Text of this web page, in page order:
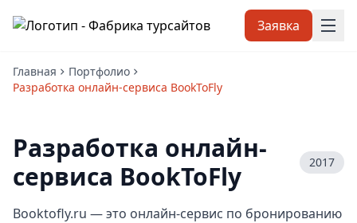
Заявка
Главная
Портфолио
Разработка онлайн-сервиса BookToFly
Разработка онлайн-
сервиса BookToFly
2017
Booktofly.ru — это онлайн-сервис по бронированию